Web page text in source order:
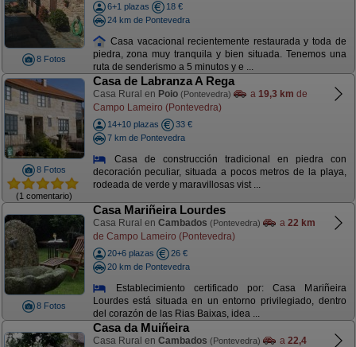
8 Fotos
6+1 plazas
18 €
24 km de Pontevedra
Casa vacacional recientemente restaurada y toda de
piedra, zona muy tranquila y bien situada. Tenemos una
ruta de senderismo a 5 minutos y e ...
8 Fotos
(1 comentario)
Casa de Labranza A Rega
Casa Rural en Poio (Pontevedra) a 19,3 km de
Campo Lameiro (Pontevedra)
14+10 plazas
33 €
7 km de Pontevedra
Casa de construcción tradicional en piedra con
decoración peculiar, situada a pocos metros de la playa,
rodeada de verde y maravillosas vist ...
8 Fotos
Casa Mariñeira Lourdes
Casa Rural en Cambados (Pontevedra) a 22 km
de Campo Lameiro (Pontevedra)
20+6 plazas
26 €
20 km de Pontevedra
Establecimiento certificado por: Casa Mariñeira
Lourdes está situada en un entorno privilegiado, dentro
del corazón de las Rias Baixas, idea ...
Casa da Muiñeira
Casa Rural en Cambados (Pontevedra) a 22,4